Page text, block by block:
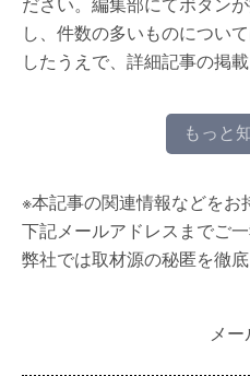
し、件数の多いものについ
したうえで、詳細記事の掲
もっと
※本記事の関連情報などを
下記メールアドレスまでご
弊社では取材源の秘匿を徹底
メ